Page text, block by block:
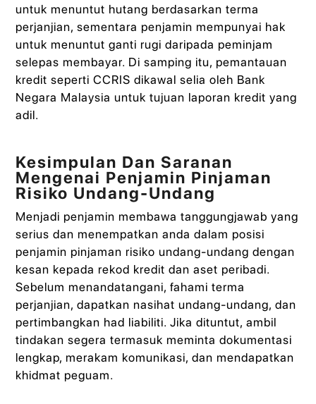
untuk menuntut hutang berdasarkan terma
perjanjian, sementara penjamin mempunyai hak
untuk menuntut ganti rugi daripada peminjam
selepas membayar. Di samping itu, pemantauan
kredit seperti CCRIS dikawal selia oleh Bank
Negara Malaysia untuk tujuan laporan kredit yang
adil.
Kesimpulan Dan Saranan
Mengenai Penjamin Pinjaman
Risiko Undang-Undang
Menjadi penjamin membawa tanggungjawab yang
serius dan menempatkan anda dalam posisi
penjamin pinjaman risiko undang-undang dengan
kesan kepada rekod kredit dan aset peribadi.
Sebelum menandatangani, fahami terma
perjanjian, dapatkan nasihat undang-undang, dan
pertimbangkan had liabiliti. Jika dituntut, ambil
tindakan segera termasuk meminta dokumentasi
lengkap, merakam komunikasi, dan mendapatkan
khidmat peguam.